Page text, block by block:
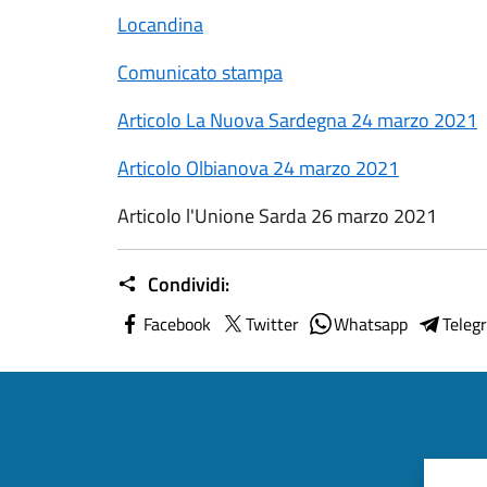
Locandina
Comunicato stampa
Articolo La Nuova Sardegna 24 marzo 2021
Articolo Olbianova 24 marzo 2021
Articolo l'Unione Sarda 26 marzo 2021
Condividi:
Facebook Twitter Whatsapp